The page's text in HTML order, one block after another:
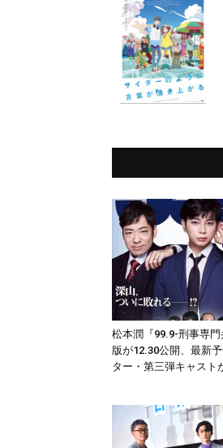
松本潤『99.9-刑事専
版が12.30公開、最新
ター・第三弾キャスト